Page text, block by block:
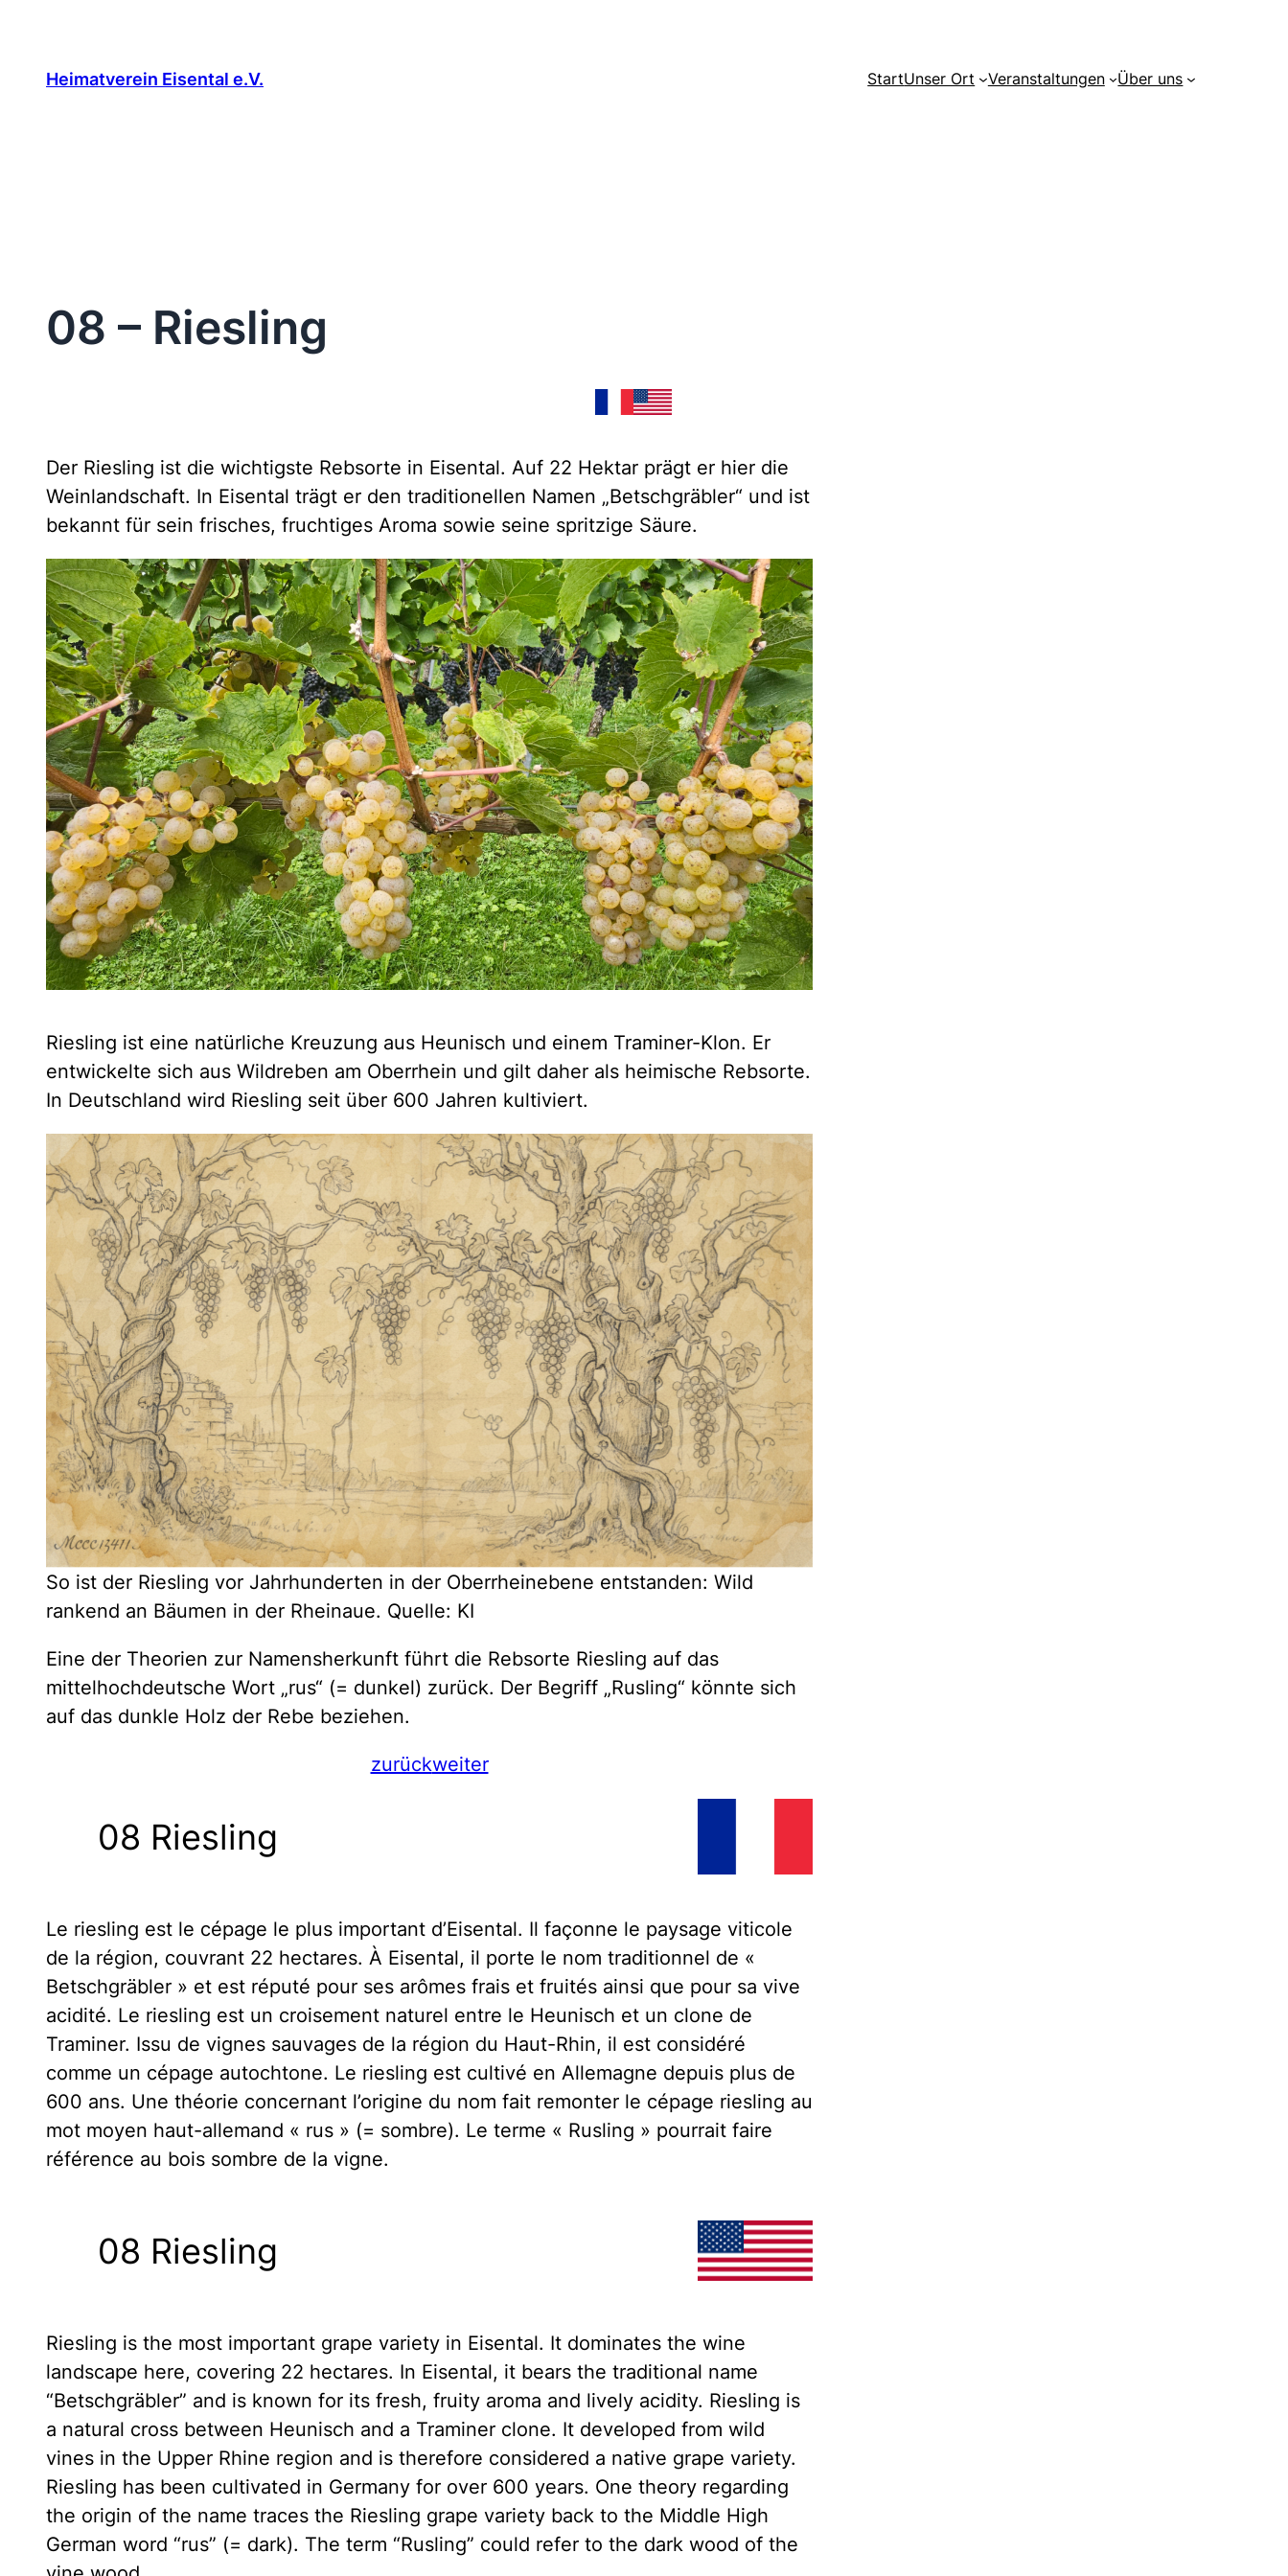
springen
Heimatverein Eisental e.V. StartUnser Ort Veranstaltungen Über uns
08 – Riesling
Der Riesling ist die wichtigste Rebsorte in Eisental. Auf 22 Hektar prägt er hier die
Weinlandschaft. In Eisental trägt er den traditionellen Namen „Betschgräbler“ und ist
bekannt für sein frisches, fruchtiges Aroma sowie seine spritzige Säure.
Riesling ist eine natürliche Kreuzung aus Heunisch und einem Traminer-Klon. Er
entwickelte sich aus Wildreben am Oberrhein und gilt daher als heimische Rebsorte.
In Deutschland wird Riesling seit über 600 Jahren kultiviert.
So ist der Riesling vor Jahrhunderten in der Oberrheinebene entstanden: Wild
rankend an Bäumen in der Rheinaue. Quelle: KI
Eine der Theorien zur Namensherkunft führt die Rebsorte Riesling auf das
mittelhochdeutsche Wort „rus“ (= dunkel) zurück. Der Begriff „Rusling“ könnte sich
auf das dunkle Holz der Rebe beziehen.
zurückweiter
08 Riesling
Le riesling est le cépage le plus important d’Eisental. Il façonne le paysage viticole
de la région, couvrant 22 hectares. À Eisental, il porte le nom traditionnel de «
Betschgräbler » et est réputé pour ses arômes frais et fruités ainsi que pour sa vive
acidité. Le riesling est un croisement naturel entre le Heunisch et un clone de
Traminer. Issu de vignes sauvages de la région du Haut-Rhin, il est considéré
comme un cépage autochtone. Le riesling est cultivé en Allemagne depuis plus de
600 ans. Une théorie concernant l’origine du nom fait remonter le cépage riesling au
mot moyen haut-allemand « rus » (= sombre). Le terme « Rusling » pourrait faire
référence au bois sombre de la vigne.
08 Riesling
Riesling is the most important grape variety in Eisental. It dominates the wine
landscape here, covering 22 hectares. In Eisental, it bears the traditional name
“Betschgräbler” and is known for its fresh, fruity aroma and lively acidity. Riesling is
a natural cross between Heunisch and a Traminer clone. It developed from wild
vines in the Upper Rhine region and is therefore considered a native grape variety.
Riesling has been cultivated in Germany for over 600 years. One theory regarding
the origin of the name traces the Riesling grape variety back to the Middle High
German word “rus” (= dark). The term “Rusling” could refer to the dark wood of the